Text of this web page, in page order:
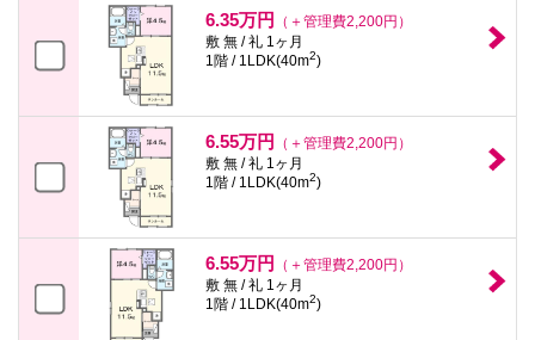
6.35万円
（＋管理費2,200円）
敷 無 / 礼 1ヶ月
1階 / 1LDK(40m2)
6.55万円
（＋管理費2,200円）
敷 無 / 礼 1ヶ月
1階 / 1LDK(40m2)
6.55万円
（＋管理費2,200円）
敷 無 / 礼 1ヶ月
1階 / 1LDK(40m2)